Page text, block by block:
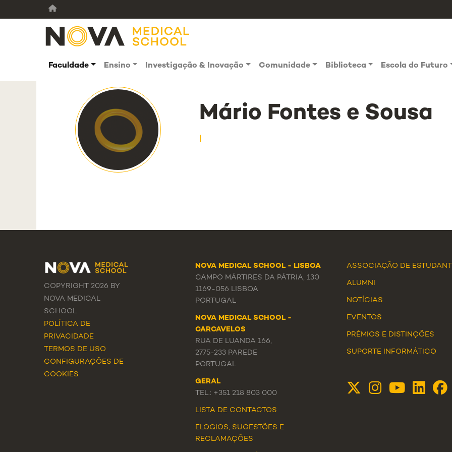
Faculdade Ensino Investigação & Inovação Comunidade Biblioteca Escola do Futuro
Mário Fontes e Sousa
COPYRIGHT 2026 BY
NOVA MEDICAL
SCHOOL
POLÍTICA DE
PRIVACIDADE
TERMOS DE USO
CONFIGURAÇÕES DE
COOKIES
NOVA MEDICAL SCHOOL - LISBOA
CAMPO MÁRTIRES DA PÁTRIA, 130
1169-056 LISBOA
PORTUGAL
NOVA MEDICAL SCHOOL -
CARCAVELOS
RUA DE LUANDA 166,
2775-233 PAREDE
PORTUGAL
GERAL
TEL.: +351 218 803 000
LISTA DE CONTACTOS
ELOGIOS, SUGESTÕES E
RECLAMAÇÕES
ASSOCIAÇÃO DE
ALUMNI
NOTÍCIAS
EVENTOS
PRÉMIOS E DISTINÇÕES
SUPORTE INFORMÁTICO